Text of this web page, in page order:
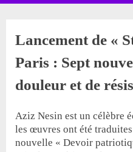
Lancement de «
Paris : Sept
douleur et de
on
Aziz Nesin est un célèbre
les œuvres ont été
nouvelle « Devoir